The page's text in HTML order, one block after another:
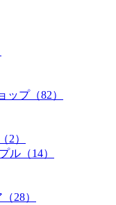
ップ（82）
2）
ル（14）
28）